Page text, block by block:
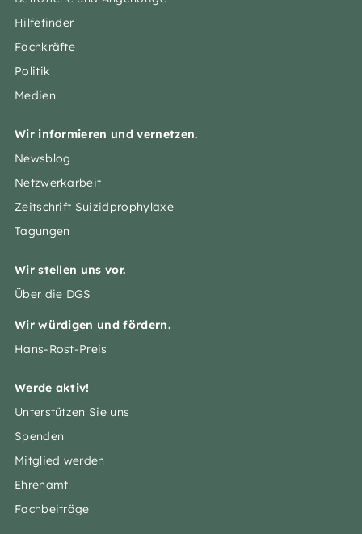
Hilfefinder
Fachkräfte
Politik
Medien
Wir informieren und vernetzen.
Newsblog
Netzwerkarbeit
Zeitschrift Suizidprophylaxe
Tagungen
Wir stellen uns vor.
Über die DGS
Wir würdigen und fördern.
Hans-Rost-Preis
Werde aktiv!
Unterstützen Sie uns
Spenden
Mitglied werden
Ehrenamt
Fachbeiträge